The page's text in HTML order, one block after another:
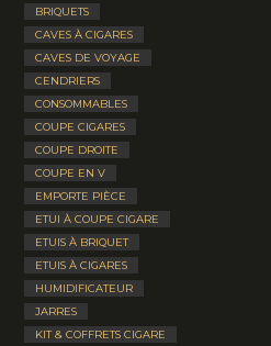
BRIQUETS
CAVES À CIGARES
CAVES DE VOYAGE
CENDRIERS
CONSOMMABLES
COUPE CIGARES
COUPE DROITE
COUPE EN V
EMPORTE PIÈCE
ETUI À COUPE CIGARE
ETUIS À BRIQUET
ETUIS À CIGARES
HUMIDIFICATEUR
JARRES
KIT & COFFRETS CIGARE